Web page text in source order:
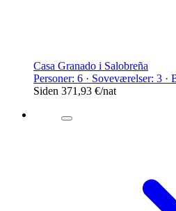
Casa Granado i Salobreña
Personer: 6 · Soveværelser: 3 ·
Siden 371,93 €/nat